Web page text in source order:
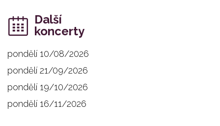
Další
koncerty
pondělí 10/08/2026
pondělí 21/09/2026
pondělí 19/10/2026
pondělí 16/11/2026